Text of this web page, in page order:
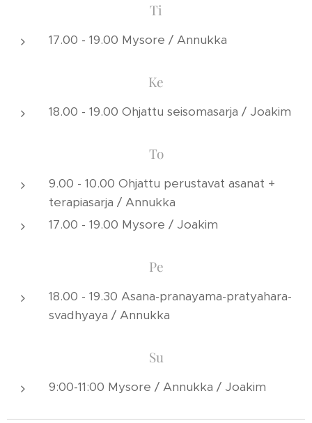
Ti
17.00 - 19.00 Mysore / Annukka
Ke
18.00 - 19.00 Ohjattu seisomasarja / Joakim
To
9.00 - 10.00 Ohjattu perustavat asanat +
terapiasarja / Annukka
17.00 - 19.00 Mysore / Joakim
Pe
18.00 - 19.30 Asana-pranayama-pratyahara-
svadhyaya / Annukka
Su
9:00-11:00 Mysore / Annukka / Joakim